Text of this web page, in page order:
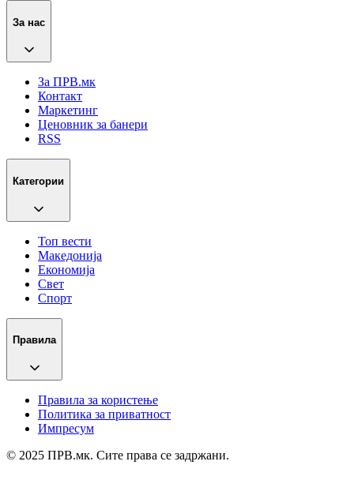
За нас
За ПРВ.мк
Контакт
Маркетинг
Ценовник за банери
RSS
Категории
Топ вести
Македонија
Економија
Свет
Спорт
Правила
Правила за користење
Политика за приватност
Импресум
© 2025 ПРВ.мк. Сите права се задржани.